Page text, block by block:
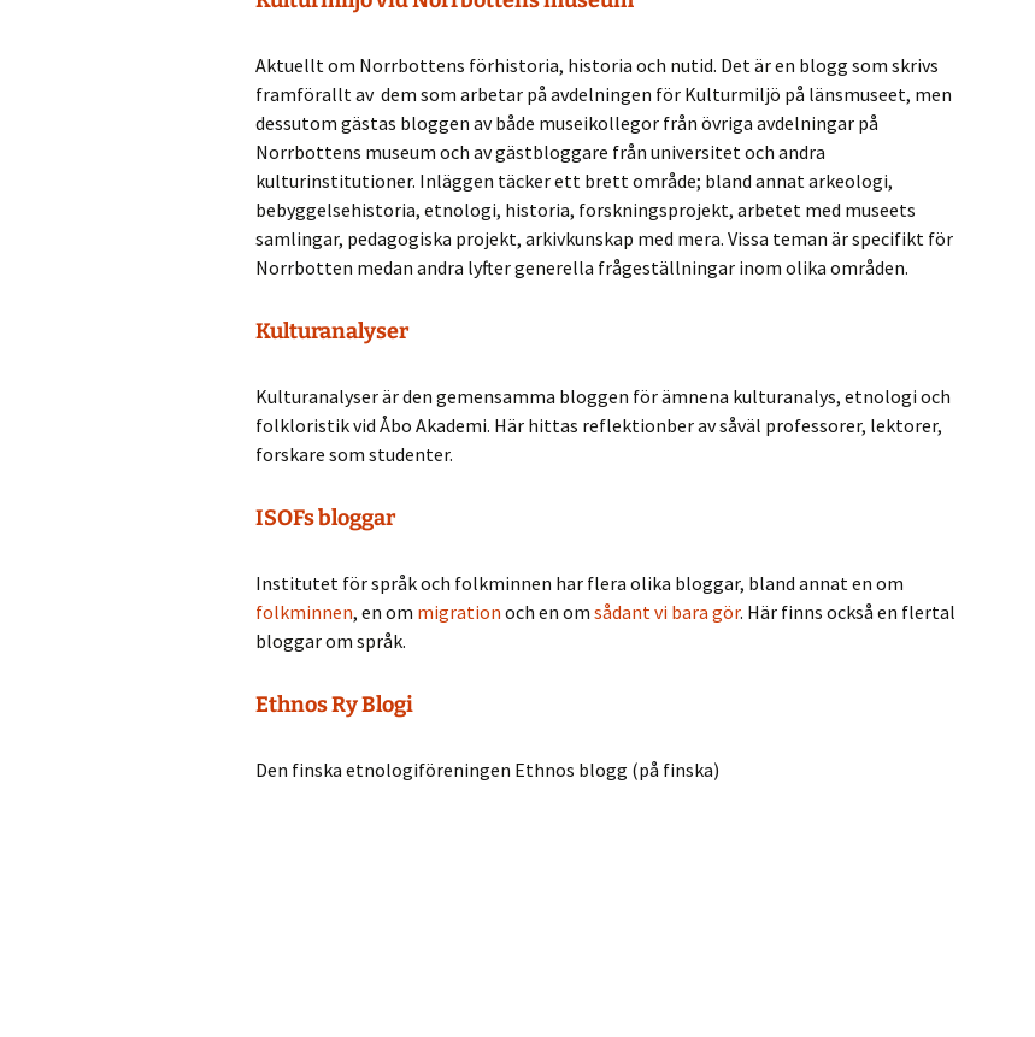
Folklore Conference
Sensations from RE:22 –
the 35th Nordic
Ethnology and Folklore
Congress in Reykjavík 13-
16 June 2022
Svenska etnologidagarna
2026
Save the date: ISFNR
2026 Reykjavík –
Nature(s) in Narrative
Swedish STS conference
2026: Cross-Pollinations,
Contamination,
11th Folklore Fellows’
Summer School:
Interdisciplinarity and
Involvement: Enduring
and Emerging Sites of
the Vernacular
ISFNR online lectures
Symposium 15-16
Oktober: Traditionernas
spår: forskning, arkiv och
Unescos immateriella
kulturarv
Mediehistoriskt arkiv
Symposium
Mellan expertis och
erfarenhet: Etnologiska
och folkloristiska
perspektiv på samtida
kunskapspraktiker
Call for manuscripts,
Ethnologia Scandinavica
CFP Ethnologia Fennica:
Ethnological and Cultural
Call for editors Ethnologia Fennica: Call
for Editors and
Subeditors
Elore etsii ehdotuksia
numeron 2/2026 tai
1/2027 teemaksi
Call for Applications: Co-
Aktuellt om Norrbottens förhistoria, historia och nutid. Det är en blogg som skrivs
framförallt av dem som arbetar på avdelningen för Kulturmiljö på länsmuseet, men
dessutom gästas bloggen av både museikollegor från övriga avdelningar på
Norrbottens museum och av gästbloggare från universitet och andra
kulturinstitutioner. Inläggen täcker ett brett område; bland annat arkeologi,
bebyggelsehistoria, etnologi, historia, forskningsprojekt, arbetet med museets
samlingar, pedagogiska projekt, arkivkunskap med mera. Vissa teman är specifikt för
Norrbotten medan andra lyfter generella frågeställningar inom olika områden.
Kulturanalyser
Kulturanalyser är den gemensamma bloggen för ämnena kulturanalys, etnologi och
folkloristik vid Åbo Akademi. Här hittas reflektionber av såväl professorer, lektorer,
forskare som studenter.
ISOFs bloggar
Institutet för språk och folkminnen har flera olika bloggar, bland annat en om
folkminnen, en om migration och en om sådant vi bara gör. Här finns också en flertal
bloggar om språk.
Ethnos Ry Blogi
Den finska etnologiföreningen Ethnos blogg (på finska)